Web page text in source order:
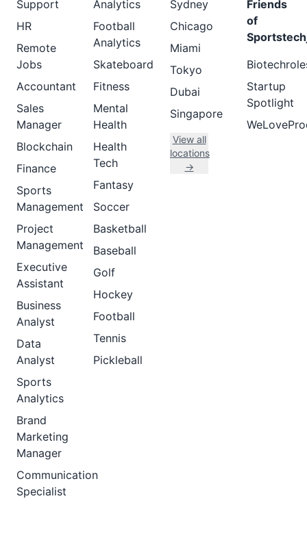
Support
HR
Remote
Jobs
Accountant
Sales
Manager
Blockchain
Finance
Sports
Management
Project
Management
Executive
Assistant
Business
Analyst
Data
Analyst
Sports
Analytics
Brand
Marketing
Manager
Communication
Specialist
Analytics
Football
Analytics
Skateboard
Fitness
Mental
Health
Health
Tech
Fantasy
Soccer
Basketball
Baseball
Golf
Hockey
Football
Tennis
Pickleball
Sydney
Chicago
Miami
Tokyo
Dubai
Singapore
View all
locations
→
Friends
of
Startup
Spotlight